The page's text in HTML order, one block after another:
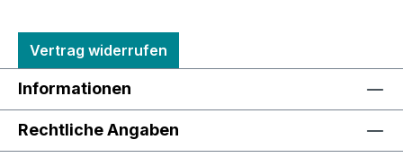
Vertrag widerrufen
Informationen
Rechtliche Angaben